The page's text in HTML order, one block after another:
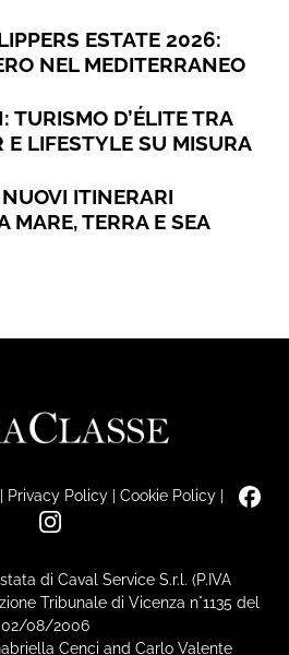
ESTATE 2026:
NEL MEDITERRANEO
TURISMO D’ÉLITE TRA
E LIFESTYLE SU MISURA
ITINERARI
MARE, TERRA E SEA
| Privacy Policy| Cookie Policy|
di Caval Service S.r.l. (P.IVA
Tribunale di Vicenza n°1135 del
02/08/2006
Cenci and Carlo Valente